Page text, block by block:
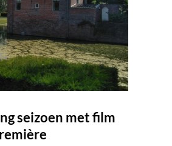
seizoen met film